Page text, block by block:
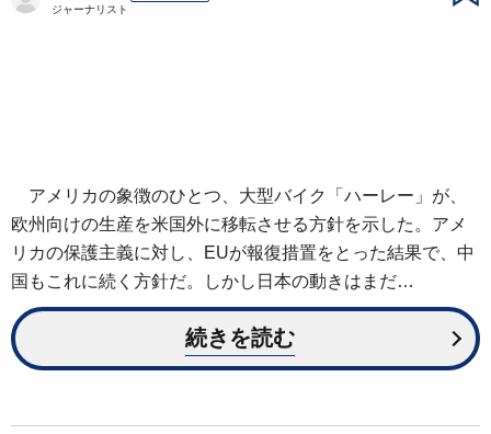
ジャーナリスト
アメリカの象徴のひとつ、大型バイク「ハーレー」が、
欧州向けの生産を米国外に移転させる方針を示した。アメ
リカの保護主義に対し、EUが報復措置をとった結果で、中
国もこれに続く方針だ。しかし日本の動きはまだ…
続きを読む